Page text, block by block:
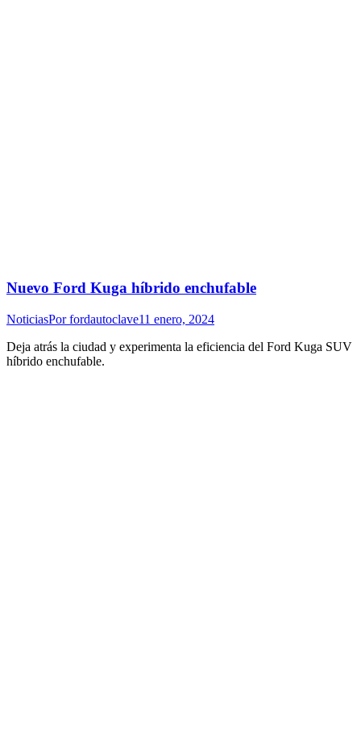
Nuevo Ford Kuga híbrido enchufable
NoticiasPorfordautoclave11 enero, 2024
Deja atrás la ciudad y experimenta la eficiencia del Ford Kuga SUV
híbrido enchufable.